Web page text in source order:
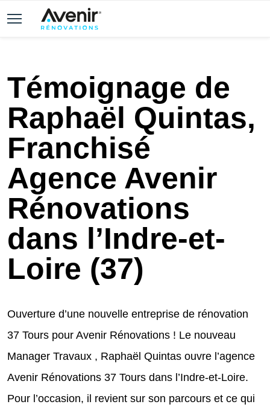
Témoignage de
Raphaël Quintas,
Franchisé
Agence Avenir
Rénovations
dans l’Indre-et-
Loire (37)
Ouverture d’une nouvelle entreprise de rénovation
37 Tours pour Avenir Rénovations ! Le nouveau
Manager Travaux , Raphaël Quintas ouvre l’agence
Avenir Rénovations 37 Tours dans l’Indre-et-Loire.
Pour l’occasion, il revient sur son parcours et ce qui